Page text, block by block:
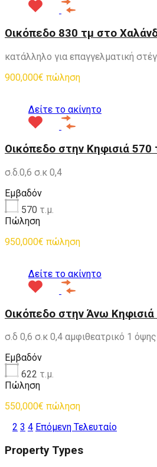
Οικόπεδο 830 τμ στο
κατάλληλο για επαγγελματική
900,000€ πώληση
Δείτε το ακίνητο
Οικόπεδο στην Κηφισιά 570
σ.δ.0,6 σ.κ 0,4
Εμβαδόν
570 τ.μ.
Πώληση
950,000€ πώληση
Δείτε το ακίνητο
Οικόπεδο στην Άνω Κηφισιά
σ.δ 0,6 σ.κ 0,4 αμφιθεατρικό 1
Εμβαδόν
622 τ.μ.
Πώληση
550,000€ πώληση
2 3 4 Επόμενη Τελευταίο
Property Types